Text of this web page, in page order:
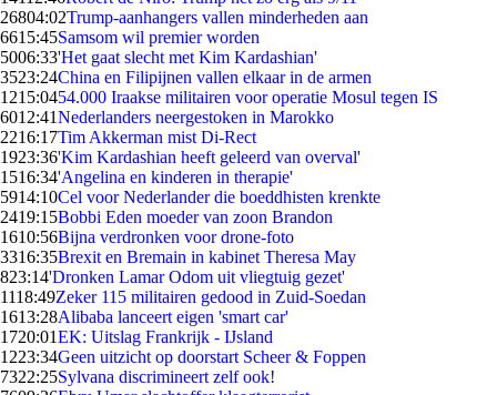
26804:02Trump-aanhangers vallen minderheden aan
6615:45Samsom wil premier worden
5006:33'Het gaat slecht met Kim Kardashian'
3523:24China en Filipijnen vallen elkaar in de armen
1215:0454.000 Iraakse militairen voor operatie Mosul tegen IS
6012:41Nederlanders neergestoken in Marokko
2216:17Tim Akkerman mist Di-Rect
1923:36'Kim Kardashian heeft geleerd van overval'
1516:34'Angelina en kinderen in therapie'
5914:10Cel voor Nederlander die boeddhisten krenkte
2419:15Bobbi Eden moeder van zoon Brandon
1610:56Bijna verdronken voor drone-foto
3316:35Brexit en Bremain in kabinet Theresa May
823:14'Dronken Lamar Odom uit vliegtuig gezet'
1118:49Zeker 115 militairen gedood in Zuid-Soedan
1613:28Alibaba lanceert eigen 'smart car'
1720:01EK: Uitslag Frankrijk - IJsland
1223:34Geen uitzicht op doorstart Scheer & Foppen
7322:25Sylvana discrimineert zelf ook!